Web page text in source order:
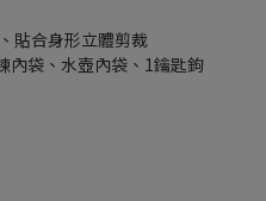
貼合身形立體剪裁
內袋、水壺內袋、1鑰匙鉤